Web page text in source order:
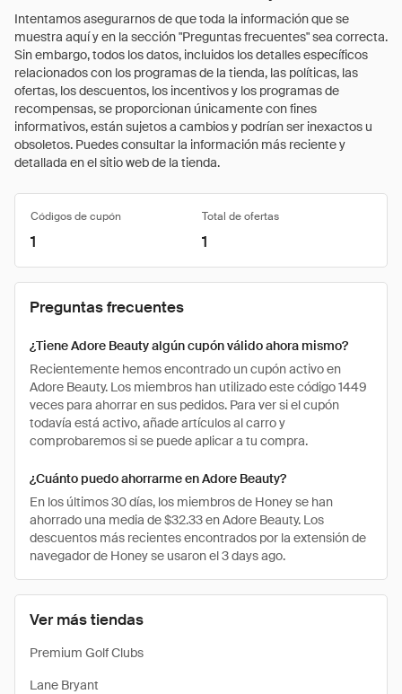
Intentamos asegurarnos de que toda la información que se
muestra aquí y en la sección "Preguntas frecuentes" sea correcta.
Sin embargo, todos los datos, incluidos los detalles específicos
relacionados con los programas de la tienda, las políticas, las
ofertas, los descuentos, los incentivos y los programas de
recompensas, se proporcionan únicamente con fines
informativos, están sujetos a cambios y podrían ser inexactos u
obsoletos. Puedes consultar la información más reciente y
detallada en el sitio web de la tienda.
Ver más tiendas
Premium Golf Clubs
Lane Bryant
Códigos de cupón Total de ofertas
1 1
Preguntas frecuentes
¿Tiene Adore Beauty algún cupón válido ahora mismo?
Recientemente hemos encontrado un cupón activo en
Adore Beauty. Los miembros han utilizado este código 1449
veces para ahorrar en sus pedidos. Para ver si el cupón
todavía está activo, añade artículos al carro y
comprobaremos si se puede aplicar a tu compra.
¿Cuánto puedo ahorrarme en Adore Beauty?
En los últimos 30 días, los miembros de Honey se han
ahorrado una media de $32.33 en Adore Beauty. Los
descuentos más recientes encontrados por la extensión de
navegador de Honey se usaron el 3 days ago.